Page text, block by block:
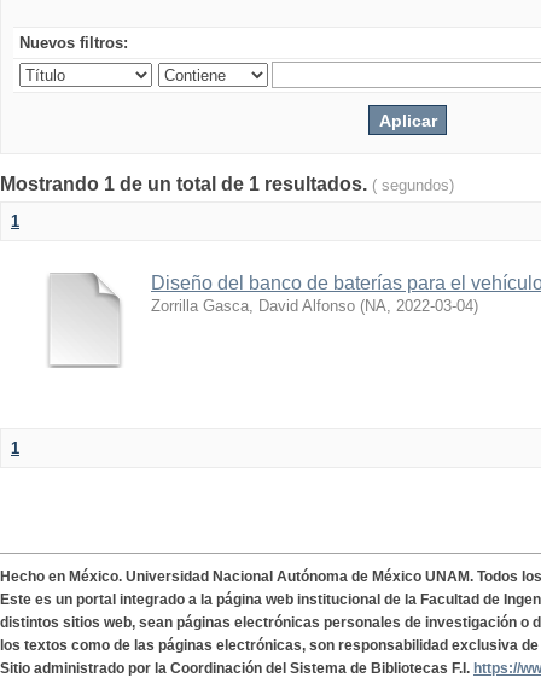
Nuevos filtros:
Mostrando 1 de un total de 1 resultados. ( segundos)
1
Diseño del banco de baterías para el
Zorrilla Gasca, David Alfonso (NA, 2022-03-04)
1
Hecho en México. Universidad Nacional Autónoma de México UNAM. Todos
Este es un portal integrado a la página web institucional de la Facultad de
distintos sitios web, sean páginas electrónicas personales de investigación o
los textos como de las páginas electrónicas, son responsabilidad exclusiva
Sitio administrado por la Coordinación del Sistema de Bibliotecas F.I. https://